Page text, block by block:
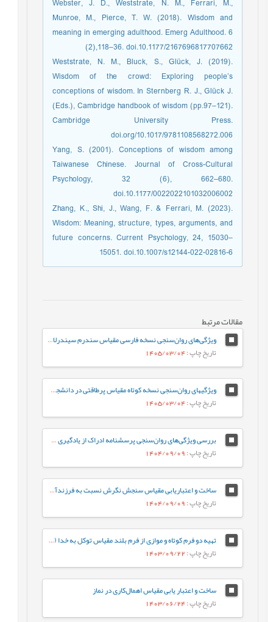
Webster, J. D., Weststrate, N. M., Ferrari, M.,
Munroe, M., Pierce, T. W. (2018). Wisdom and
meaning in emerging adulthood. Emerg Adulthood. 6
(2),118–36. doi.10.1177/2167696817707662
Weststrate, N. M., Bluck, S., Glück, J. (2019).
Wisdom of the crowd: Exploring people’s
conceptions of wisdom. In Sternberg R. J., Glück J.
(Eds.), Cambridge handbook of wisdom (pp.97–121).
Cambridge University Press.
doi.org/10.1017/9781108568272.006
Yang, S. (2001). Conceptions of wisdom among
Taiwanese Chinese. Journal of Cross-Cultural
Psychology, 32 (6), 662–680.
doi.10.1177/0022022101032006002
Zhang, K., Shi, J., Wang, F. & Ferrari, M. (2023).
Wisdom: Meaning, structure, types, arguments, and
future concerns. Current Psychology, 24, 15030–
15051. doi.10.1007/s12144-022-02816-6
مقالات مرتبط
ویژگی‌‌های روان‌‌سنجی نسخه فارسی مقیاس سندرم سیندرلا در دانشجویان دختر
تاریخ چاپ: 1405/03/04
ویژگی‏های روان‌سنجی نسخه کوتاه مقیاس پرطاقتی در دانشجویان ایرانی
تاریخ چاپ: 1405/03/04
بررسی ویژگی‌‌های روان‌‌سنجی پرسشنامه ادراک از یادگیری سازگار با مغز
تاریخ چاپ: 1404/09/09
ساخت و اعتباریابی مقیاس سنجش نگرش نسبت به فرزند‌آوری (ATCHS)
تاریخ چاپ: 1404/09/09
تهیه دو فرم کوتاه و موازی از فرم بلند مقیاس توکل به خدا (TiG)
تاریخ چاپ: 1403/09/22
ساخت و اعتبار یابی مقیاس اهمال‌کاری در نماز
تاریخ چاپ: 1403/06/24